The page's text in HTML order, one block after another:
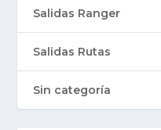
Salidas Ranger
Salidas Rutas
Sin categoría